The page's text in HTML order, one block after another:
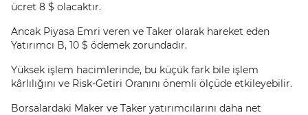
ücret 8 $ olacaktır.
Ancak Piyasa Emri veren ve Taker olarak hareket eden
Yatırımcı B, 10 $ ödemek zorundadır.
Yüksek işlem hacimlerinde, bu küçük fark bile işlem
kârlılığını ve Risk-Getiri Oranını önemli ölçüde etkileyebilir.
Borsalardaki Maker ve Taker yatırımcılarını daha net